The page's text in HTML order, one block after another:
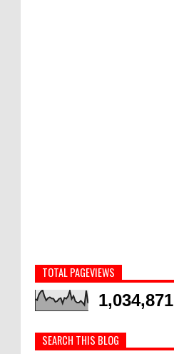
TOTAL PAGEVIEWS
1,034,871
SEARCH THIS BLOG